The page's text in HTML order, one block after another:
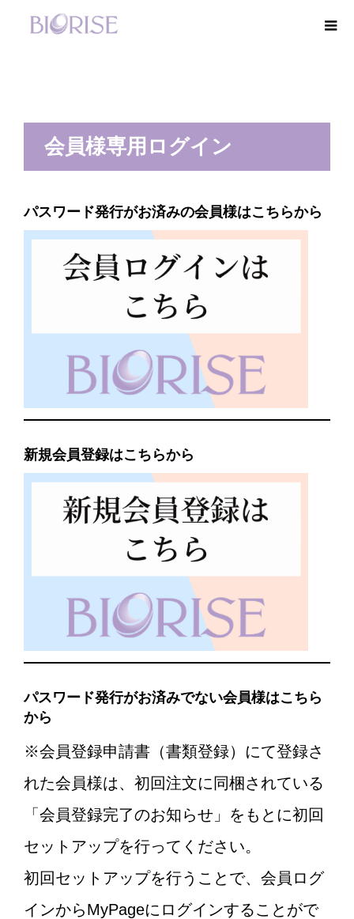
会員様専用ログイン
パスワード発行がお済みの会員様はこちらから
新規会員登録はこちらから
パスワード発行がお済みでない会員様はこちら
から
※会員登録申請書（書類登録）にて登録さ
れた会員様は、初回注文に同梱されている
「会員登録完了のお知らせ」をもとに初回
セットアップを行ってください。
初回セットアップを行うことで、会員ログ
インからMyPageにログインすることがで